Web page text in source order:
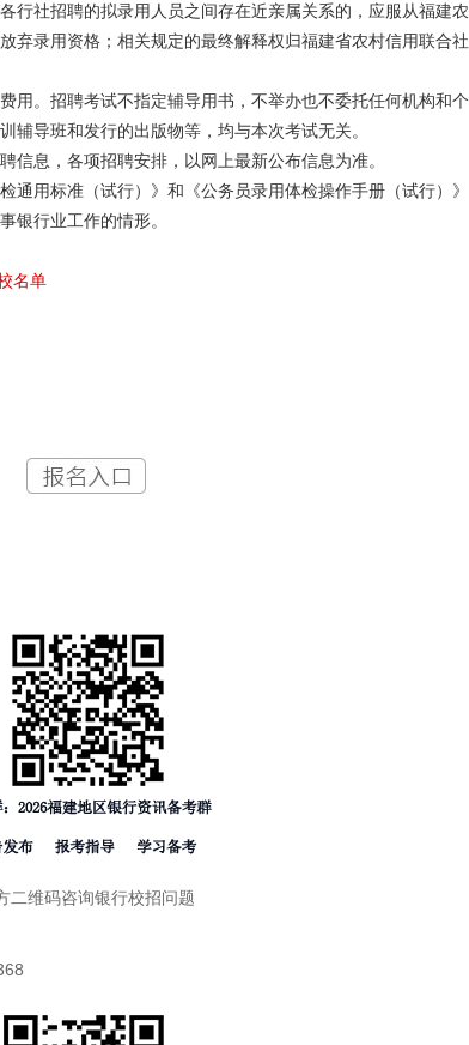
行社招聘的拟录用人员之间存在近亲属关系的，应服从福建农
弃录用资格；相关规定的最终解释权归福建省农村信用联合社
。招聘考试不指定辅导用书，不举办也不委托任何机构和个
辅导班和发行的出版物等，均与本次考试无关。
息，各项招聘安排，以网上最新公布信息为准。
用标准（试行）》和《公务员录用体检操作手册（试行）》
银行业工作的情形。
名单
二维码咨询银行校招问题